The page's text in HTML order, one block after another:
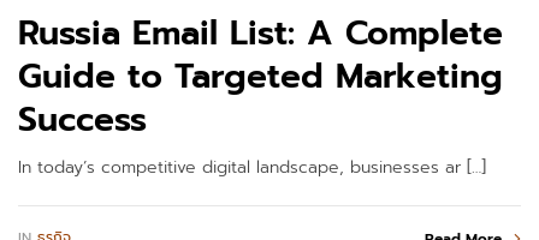
Russia Email List: A Complete
Guide to Targeted Marketing
Success
In today’s competitive digital landscape, businesses ar […]